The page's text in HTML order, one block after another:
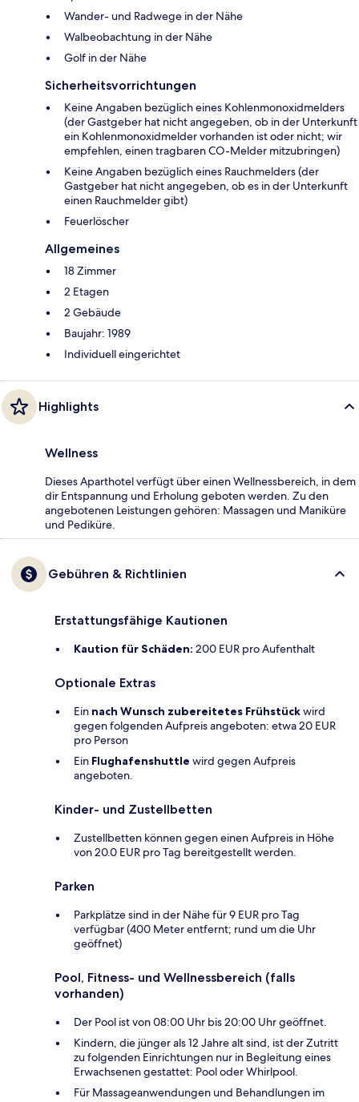
Wander- und Radwege in der Nähe
Walbeobachtung in der Nähe
Golf in der Nähe
Sicherheitsvorrichtungen
Keine Angaben bezüglich eines Kohlenmonoxidmelders
(der Gastgeber hat nicht angegeben, ob in der Unterkunft
ein Kohlenmonoxidmelder vorhanden ist oder nicht; wir
empfehlen, einen tragbaren CO-Melder mitzubringen)
Keine Angaben bezüglich eines Rauchmelders (der
Gastgeber hat nicht angegeben, ob es in der Unterkunft
einen Rauchmelder gibt)
Feuerlöscher
Allgemeines
18 Zimmer
2 Etagen
2 Gebäude
Baujahr: 1989
Individuell eingerichtet
Highlights
Wellness
Dieses Aparthotel verfügt über einen Wellnessbereich, in dem
dir Entspannung und Erholung geboten werden. Zu den
angebotenen Leistungen gehören: Massagen und Maniküre
und Pediküre.
Gebühren & Richtlinien
Erstattungsfähige Kautionen
Kaution für Schäden: 200 EUR pro Aufenthalt
Optionale Extras
Ein nach Wunsch zubereitetes Frühstückwird
gegen folgenden Aufpreis angeboten: etwa 20 EUR
pro Person
Ein Flughafenshuttle wird gegen Aufpreis
angeboten.
Kinder- und Zustellbetten
Zustellbetten können gegen einen Aufpreis in Höhe
von 20.0 EUR pro Tag bereitgestellt werden.
Parken
Parkplätze sind in der Nähe für 9 EUR pro Tag
verfügbar (400 Meter entfernt; rund um die Uhr
geöffnet)
Pool, Fitness- und Wellnessbereich (falls
vorhanden)
Der Pool ist von 08:00 Uhr bis 20:00 Uhr geöffnet.
Kindern, die jünger als 12 Jahre alt sind, ist der Zutritt
zu folgenden Einrichtungen nur in Begleitung eines
Erwachsenen gestattet: Pool oder Whirlpool.
Für Massageanwendungen und Behandlungen im